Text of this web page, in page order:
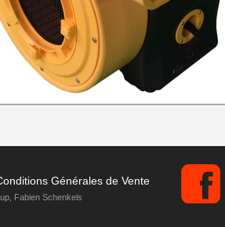
Générales de Vente
Fabien Schenkels